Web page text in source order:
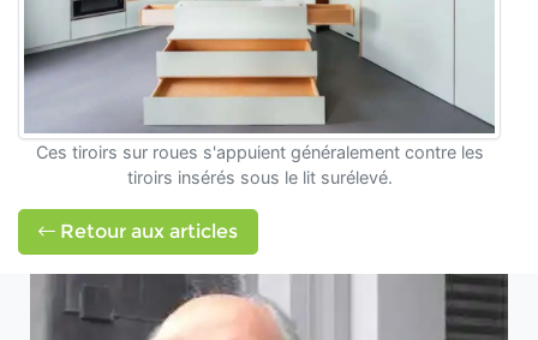
Ces tiroirs sur roues s'appuient généralement contre les
tiroirs insérés sous le lit surélevé.
Retour aux articles